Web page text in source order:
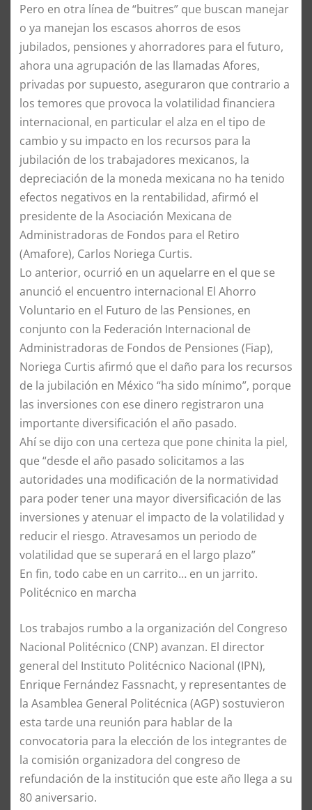
Pero en otra línea de “buitres” que buscan manejar
o ya manejan los escasos ahorros de esos
jubilados, pensiones y ahorradores para el futuro,
ahora una agrupación de las llamadas Afores,
privadas por supuesto, aseguraron que contrario a
los temores que provoca la volatilidad financiera
internacional, en particular el alza en el tipo de
cambio y su impacto en los recursos para la
jubilación de los trabajadores mexicanos, la
depreciación de la moneda mexicana no ha tenido
efectos negativos en la rentabilidad, afirmó el
presidente de la Asociación Mexicana de
Administradoras de Fondos para el Retiro
(Amafore), Carlos Noriega Curtis.
Lo anterior, ocurrió en un aquelarre en el que se
anunció el encuentro internacional El Ahorro
Voluntario en el Futuro de las Pensiones, en
conjunto con la Federación Internacional de
Administradoras de Fondos de Pensiones (Fiap),
Noriega Curtis afirmó que el daño para los recursos
de la jubilación en México “ha sido mínimo”, porque
las inversiones con ese dinero registraron una
importante diversificación el año pasado.
Ahí se dijo con una certeza que pone chinita la piel,
que “desde el año pasado solicitamos a las
autoridades una modificación de la normatividad
para poder tener una mayor diversificación de las
inversiones y atenuar el impacto de la volatilidad y
reducir el riesgo. Atravesamos un periodo de
volatilidad que se superará en el largo plazo”
En fin, todo cabe en un carrito… en un jarrito.
Politécnico en marcha
Los trabajos rumbo a la organización del Congreso
Nacional Politécnico (CNP) avanzan. El director
general del Instituto Politécnico Nacional (IPN),
Enrique Fernández Fassnacht, y representantes de
la Asamblea General Politécnica (AGP) sostuvieron
esta tarde una reunión para hablar de la
convocatoria para la elección de los integrantes de
la comisión organizadora del congreso de
refundación de la institución que este año llega a su
80 aniversario.